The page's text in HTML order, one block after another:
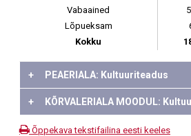
Vabaained
Lõpueksam
Kokku
+ PEAERIALA: Kultuuriteadus
+ KÕRVALERIALA MOODUL:
Õppekava tekstifailina eesti keeles